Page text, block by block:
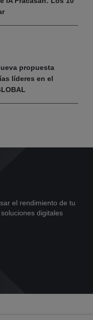
propuesta
líderes en el
el rendimiento de tu
digitales